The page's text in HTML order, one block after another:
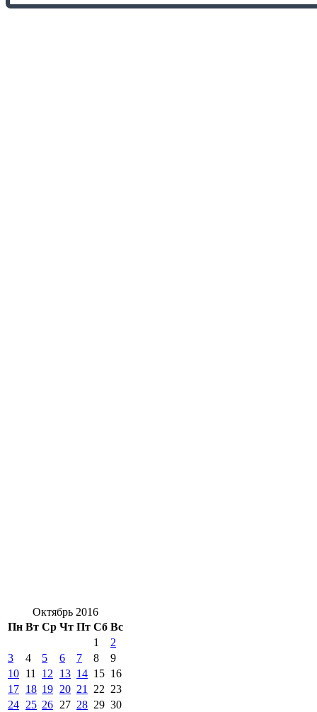
Октябрь 2016
Пн Вт Ср Чт Пт Сб Вс
1
2
3
4 5 6 7 8
9
10 11 12 13 14 15 16
17 18 19 20 21 22 23
24 25 26 27 28 29 30